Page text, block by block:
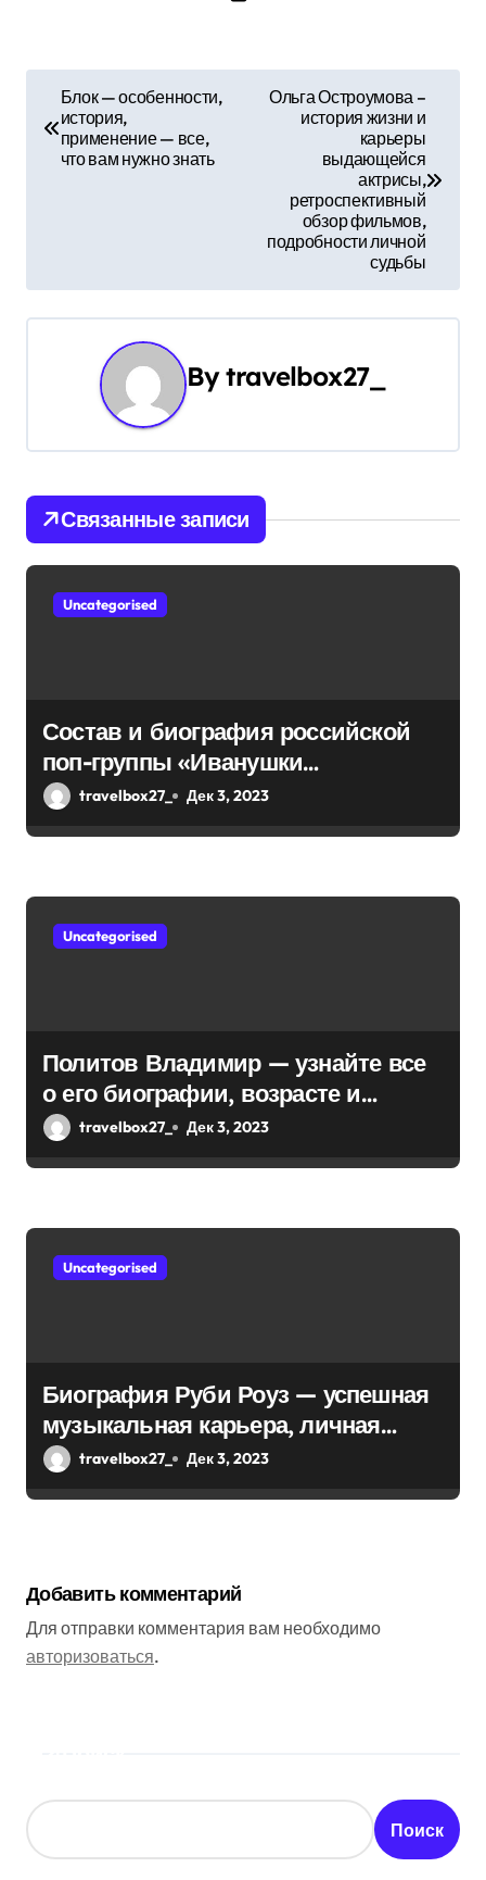
а
я
п
о
з
и
я
м
Блок — особенности,
история,
применение — все,
что вам нужно знать
Ольга Остроумова –
история жизни и
карьеры
выдающейся
актрисы,
ретроспективный
обзор фильмов,
подробности личной
судьбы
Bytravelbox27_
Связанные записи
Uncategorised
Состав и биография российской
поп-группы «Иванушки
интернешнл» — история успеха,
travelbox27_ Дек 3, 2023
Uncategorised
Политов Владимир — узнайте все
о его биографии, возрасте и
впечатляющих достижениях!
travelbox27_ Дек 3, 2023
Uncategorised
Биография Руби Роуз — успешная
музыкальная карьера, личная
жизнь и знаковые достижения
travelbox27_ Дек 3, 2023
Добавить комментарий
Для отправки комментария вам необходимо
авторизоваться.
Поиск